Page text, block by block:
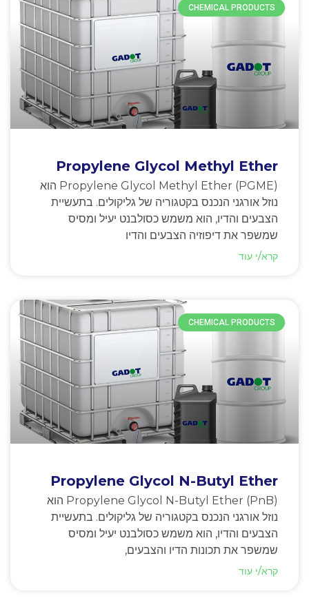
CHEMICAL PRODUCTS
Propylene Glycol Methyl Ether
Propylene Glycol Methyl Ether (PGME) הוא
נוזל אורגני הנכנס בקטגוריה של גליקולים. בתעשיית
הצבעים והדיו, הוא משמש כסולבנט יעיל ומסיס
שמשפר את דיפוזיה הצבעים והדיו
קרא/י עוד
CHEMICAL PRODUCTS
Propylene Glycol N-Butyl Ether
Propylene Glycol N-Butyl Ether (PnB) הוא
נוזל אורגני הנכנס בקטגוריה של גליקולים. בתעשיית
הצבעים והדיו, הוא משמש כסולבנט יעיל ומסיס
שמשפר את תכונות הדיו והצבעים,
קרא/י עוד